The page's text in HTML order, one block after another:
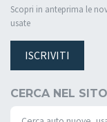
Scopri in anteprima le
usate
ISCRIVITI
CERCA NEL SITO